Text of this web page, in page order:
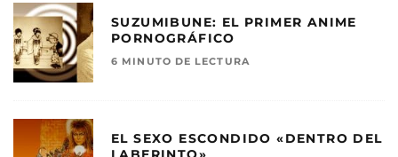
SUZUMIBUNE: EL PRIMER ANIME
PORNOGRÁFICO
6 MINUTO DE LECTURA
EL SEXO ESCONDIDO «DENTRO DEL